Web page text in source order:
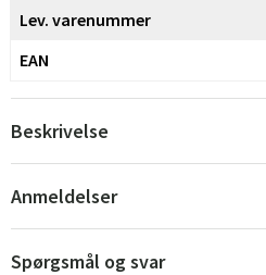
Lev. varenummer
EAN
Beskrivelse
Anmeldelser
Spørgsmål og svar